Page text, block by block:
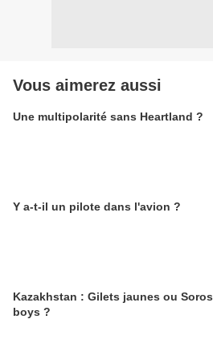
Vous aimerez aussi
Une multipolarité sans Heartland ?
Y a-t-il un pilote dans l'avion ?
Kazakhstan : Gilets jaunes ou Soros
boys ?